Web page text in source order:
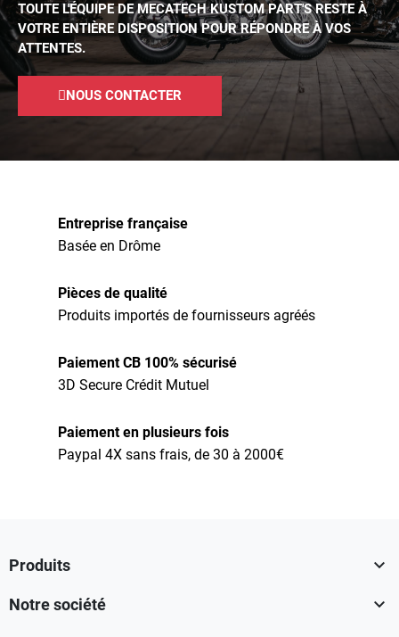
TOUTE L'ÉQUIPE DE MECATECH KUSTOM PART'S RESTE À
VOTRE ENTIÈRE DISPOSITION POUR RÉPONDRE À VOS
ATTENTES.
NOUS CONTACTER
Entreprise française
Basée en Drôme
Pièces de qualité
Produits importés de fournisseurs agréés
Paiement CB 100% sécurisé
3D Secure Crédit Mutuel
Paiement en plusieurs fois
Paypal 4X sans frais, de 30 à 2000€
Produits 
Notre société 